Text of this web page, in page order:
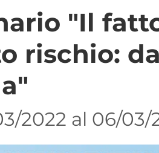
"Il
rischio:
2022 al 06/